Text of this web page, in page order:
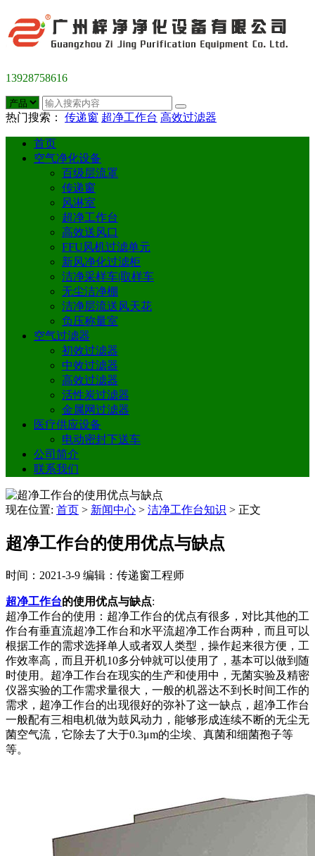
13928758616
热门搜索： 传递窗 超净工作台 高效过滤器
首页
空气净化设备
百级层流罩
传递窗
风淋室
超净工作台
高效送风口
FFU风机过滤单元
新风净化过滤柜
洁净采样车|取样车
无尘洁净棚
洁净层流送风天花
负压称量室
空气过滤器
初效过滤器
中效过滤器
高效过滤器
活性炭过滤器
金属网过滤器
医疗供应设备
电动密封下送车
公司简介
联系我们
现在位置: 首页 > 新闻中心 > 洁净工作台知识 > 正文
超净工作台的使用优点与缺点
时间：2021-3-9 编辑：传递窗工程师
超净工作台的使用优点与缺点:
超净工作台的使用：超净工作台的优点有很多，对比其他的工
作台有垂直流超净工作台和水平流超净工作台两种，而且可以
根据工作的需求选择单人或者双人类型，操作起来很方便，工
作效率高，而且开机10多分钟就可以使用了，基本可以做到随
时使用。超净工作台在现实的生产和使用中，无菌实验及精密
仪器实验的工作需求量很大，一般的机器达不到长时间工作的
需求，超净工作台的出现很好的弥补了这一缺点，超净工作台
一般配有三相电机做为鼓风动力，能够形成连续不断的无尘无
菌空气流，它除去了大于0.3μm的尘埃、真菌和细菌孢子等
等。